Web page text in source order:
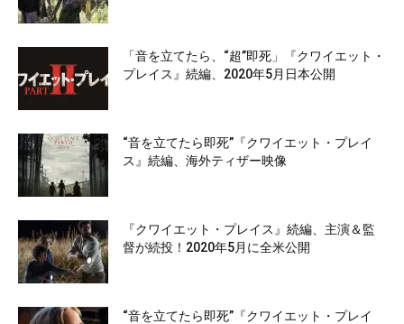
「音を立てたら、“超”即死」『クワイエット・
プレイス』続編、2020年5月日本公開
“音を立てたら即死”『クワイエット・プレイ
ス』続編、海外ティザー映像
『クワイエット・プレイス』続編、主演＆監
督が続投！2020年5月に全米公開
“音を立てたら即死”『クワイエット・プレイ